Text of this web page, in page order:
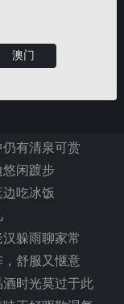
澳门
有清泉可赏
闲踱步
吃冰饭
躲雨聊家常
舒服又惬意
时光莫过于此